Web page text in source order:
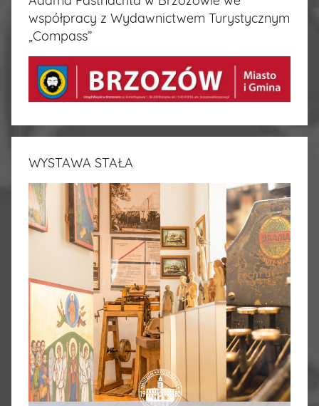
współpracy z Wydawnictwem Turystycznym
„Compass”
WYSTAWA STAŁA